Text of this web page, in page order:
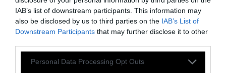
IAB’s list of downstream participants. This information may
also be disclosed by us to third parties on the IAB’s List of
Downstream Participants that may further disclose it to other
Personal Data Processing Opt Outs
σταδιακά αποκλείει πολλούς από την έγκυρη
και διασταυρωμένη πληροφορία. Ακόμα και
αν το προσπαθήσουν χρειάζονται βοήθεια
για να κατανοήσουν μια είδηση. «Ξεκινάμε
λέγοντας πού συμβαίνει τι, ποιον αφορά, αν